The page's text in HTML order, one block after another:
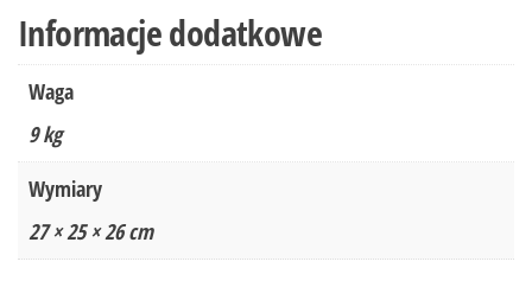
Informacje dodatkowe
Waga
9 kg
Wymiary
27 × 25 × 26 cm